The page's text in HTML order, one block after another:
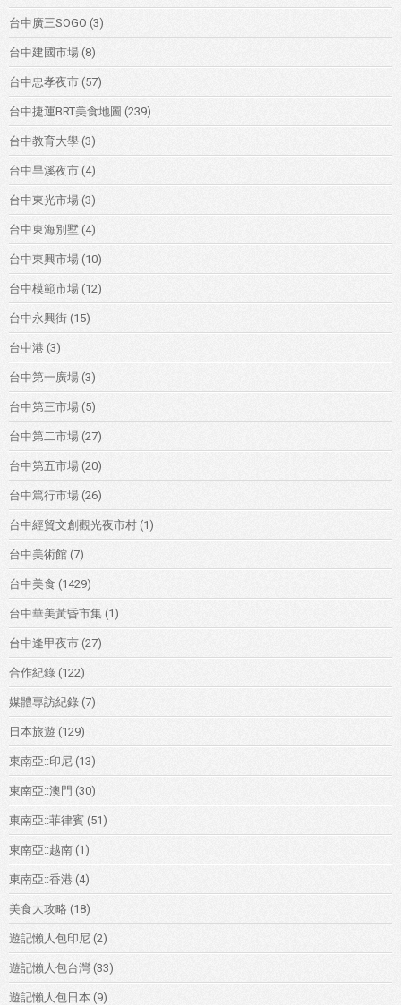
台中廣三SOGO (3)
台中建國市場 (8)
台中忠孝夜市 (57)
台中捷運BRT美食地圖 (239)
台中教育大學 (3)
台中旱溪夜市 (4)
台中東光市場 (3)
台中東海別墅 (4)
台中東興市場 (10)
台中模範市場 (12)
台中永興街 (15)
台中港 (3)
台中第一廣場 (3)
台中第三市場 (5)
台中第二市場 (27)
台中第五市場 (20)
台中篤行市場 (26)
台中經貿文創觀光夜市村 (1)
台中美術館 (7)
台中美食 (1429)
台中華美黃昏市集 (1)
台中逢甲夜市 (27)
合作紀錄 (122)
媒體專訪紀錄 (7)
日本旅遊 (129)
東南亞::印尼 (13)
東南亞::澳門 (30)
東南亞::菲律賓 (51)
東南亞::越南 (1)
東南亞::香港 (4)
美食大攻略 (18)
遊記懶人包印尼 (2)
遊記懶人包台灣 (33)
遊記懶人包日本 (9)